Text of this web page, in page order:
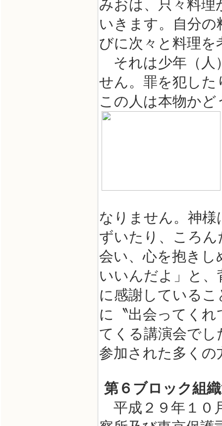
みおは、只々料理
いきます。自分
びに次々と料理
それは少年（人
せん。罪を犯した
この人は本物か
なりません。神
ずいたり、ころ
会い、心を抱き
いいんだよ」と
に感謝している
に〝出会ってく
てくる講演会でし
参加された多く
第６ブロック組
平成２９年１０